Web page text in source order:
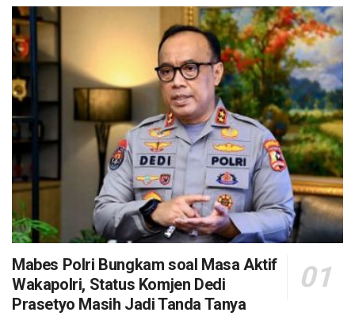
Mabes Polri Bungkam soal Masa Aktif
Wakapolri, Status Komjen Dedi
Prasetyo Masih Jadi Tanda Tanya